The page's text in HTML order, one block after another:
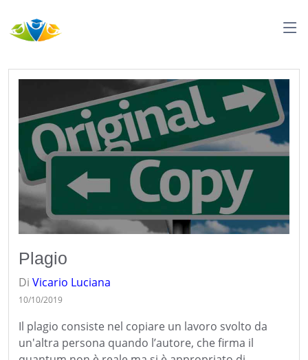
Plagio
Di Vicario Luciana
10/10/2019
Il plagio consiste nel copiare un lavoro svolto da
un'altra persona quando l’autore, che firma il